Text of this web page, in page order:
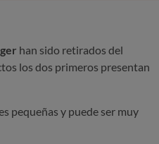
han sido retirados del
los dos primeros presentan
pequeñas y puede ser muy